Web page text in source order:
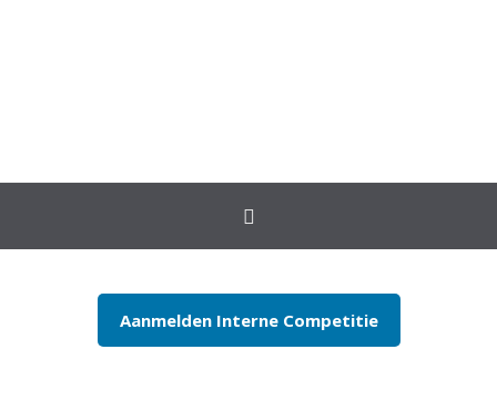
Aanmelden Interne Competitie